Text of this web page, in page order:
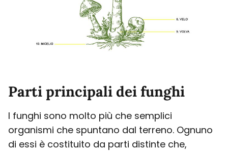
Parti principali dei funghi
I funghi sono molto più che semplici
organismi che spuntano dal terreno. Ognuno
di essi è costituito da parti distinte che,